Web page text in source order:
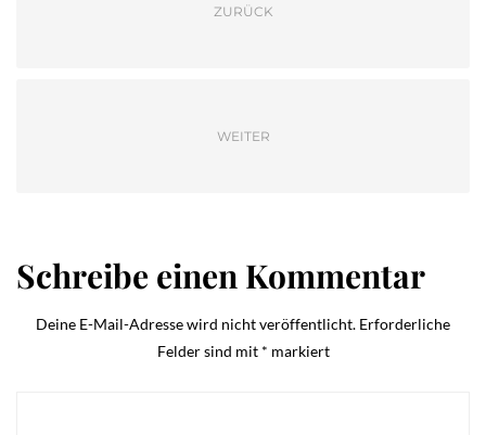
ZURÜCK
WEITER
Schreibe einen Kommentar
Deine E-Mail-Adresse wird nicht veröffentlicht. Erforderliche
Felder sind mit * markiert